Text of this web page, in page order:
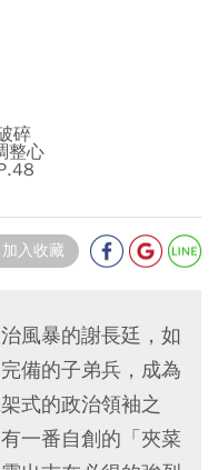
碎
整心
加入收藏
風暴的謝長廷，如
備的子弟兵，成為
式的政治領袖之
一番自創的「夾菜